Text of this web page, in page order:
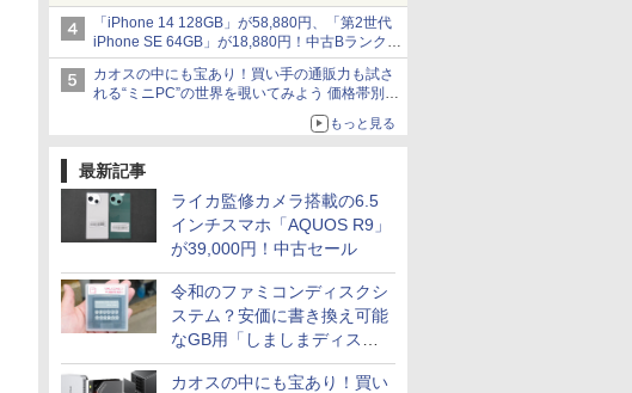
円、水平周波数24.8kHz対応の17型モニターが
9,801円、暑さ指数連動セール ほか
「iPhone 14 128GB」が58,880円、「第2世代
iPhone SE 64GB」が18,880円！中古Bランク品
セール
カオスの中にも宝あり！買い手の通販力も試さ
れる“ミニPC”の世界を覗いてみよう 価格帯別に
仕様や特徴を整理、11製品をピックアップ text
もっと見る
最新記事
ライカ監修カメラ搭載の6.5
インチスマホ「AQUOS R9」
が39,000円！中古セール
令和のファミコンディスクシ
ステム？安価に書き換え可能
なGB用「しましまディスク
システム」
カオスの中にも宝あり！買い